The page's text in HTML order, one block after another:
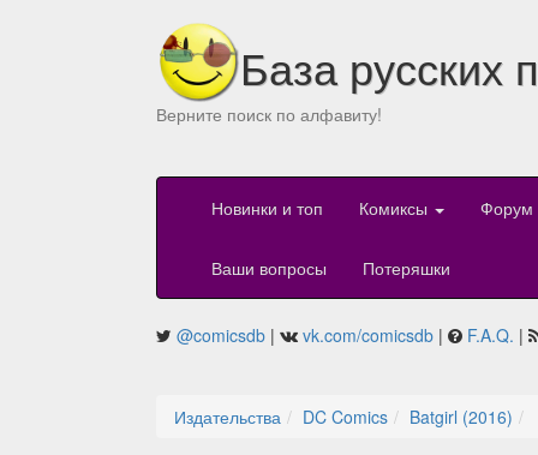
База русских
Верните поиск по алфавиту!
Новинки и топ Комиксы Форум
Ваши вопросы Потеряшки
@comicsdb | vk.com/comicsdb | F.A.Q. |
Издательства DC Comics Batgirl (2016)